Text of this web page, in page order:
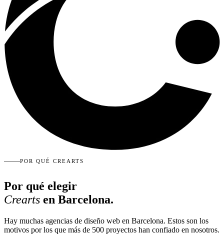
POR QUÉ CREARTS
Por qué elegir
Crearts en Barcelona.
Hay muchas agencias de diseño web en Barcelona. Estos son los
motivos por los que más de 500 proyectos han confiado en nosotros.